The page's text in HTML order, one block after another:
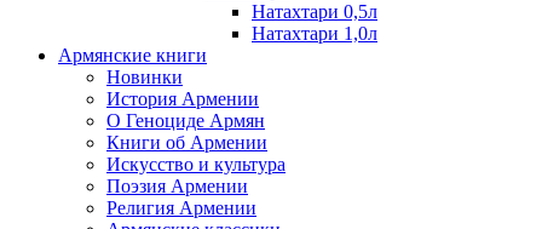
Натахтари 0,5л
Натахтари 1,0л
Армянские книги
Новинки
История Армении
О Геноциде Армян
Книги об Армении
Иcкусство и культура
Поэзия Армении
Религия Армении